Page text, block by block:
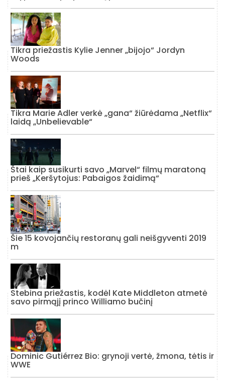
Tikra priežastis Kylie Jenner „bijojo“ Jordyn
Woods
Tikra Marie Adler verkė „gana“ žiūrėdama „Netflix“
laidą „Unbelievable“
Štai kaip susikurti savo „Marvel“ filmų maratoną
prieš „Keršytojus: Pabaigos žaidimą“
Šie 15 kovojančių restoranų gali neišgyventi 2019
m
Stebina priežastis, kodėl Kate Middleton atmetė
savo pirmąjį princo Williamo bučinį
Dominic Gutiérrez Bio: grynoji vertė, žmona, tėtis ir
WWE